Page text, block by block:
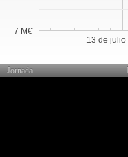
13 de julio
7 M€
Jornada